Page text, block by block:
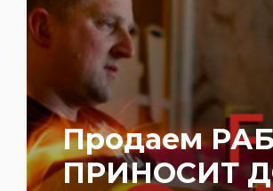
Продаем
ПРИНОСИТ